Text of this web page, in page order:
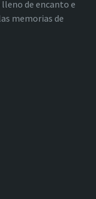
de encanto e
memorias de